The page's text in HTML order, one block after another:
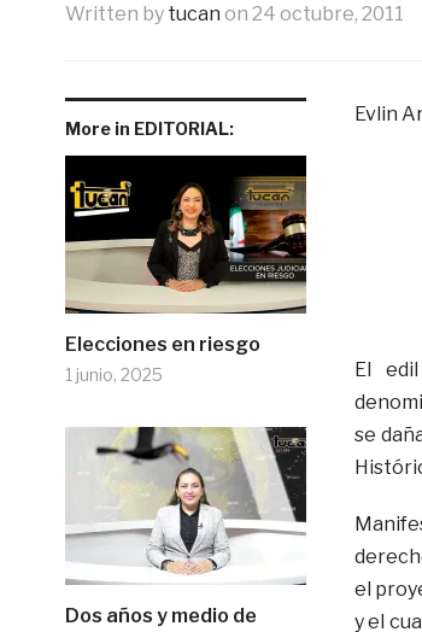
Written by tucan on 24 octubre, 2011
More in EDITORIAL:
Elecciones en riesgo
1 junio, 2025
Dos años y medio de
Evlin
El
se
el
y el